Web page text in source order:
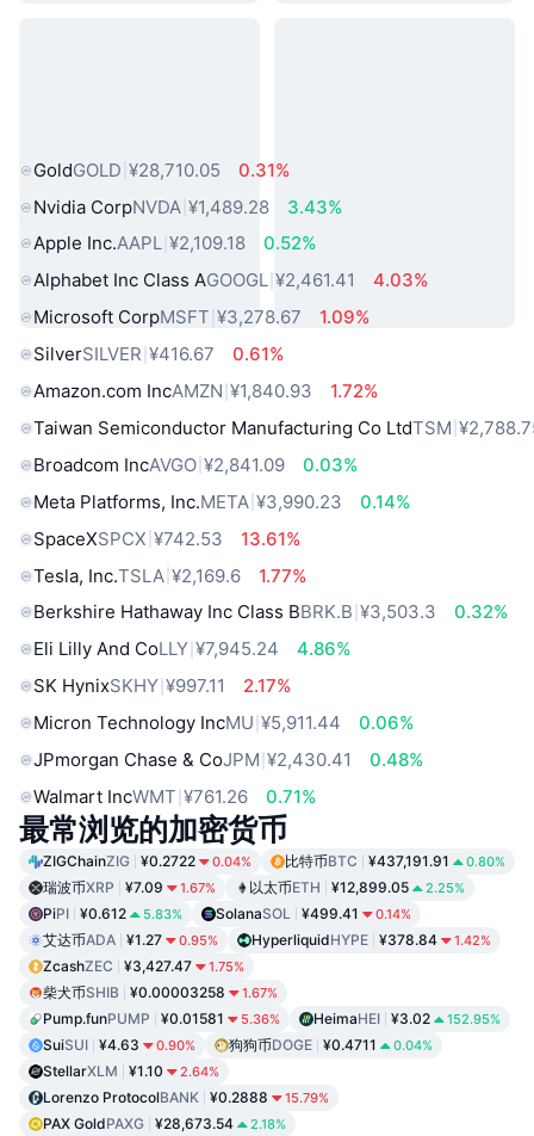
GoldGOLD ¥28,710.05
0.31%
Nvidia CorpNVDA ¥1,489.28
3.43%
Apple Inc.AAPL ¥2,109.18
0.52%
Alphabet Inc Class AGOOGL ¥2,461.41
4.03%
Microsoft CorpMSFT ¥3,278.67
1.09%
SilverSILVER ¥416.67
0.61%
Amazon.com IncAMZN ¥1,840.93
1.72%
Taiwan Semiconductor Manufacturing Co LtdTSM
Broadcom IncAVGO ¥2,841.09
0.03%
Meta Platforms, Inc.META ¥3,990.23
0.14%
SpaceXSPCX ¥742.53
13.61%
Tesla, Inc.TSLA ¥2,169.6
1.77%
Berkshire Hathaway Inc Class BBRK.B ¥3,503.3
0.32%
Eli Lilly And CoLLY ¥7,945.24
4.86%
SK HynixSKHY ¥997.11
2.17%
Micron Technology IncMU ¥5,911.44
0.06%
JPmorgan Chase & CoJPM ¥2,430.41
0.48%
Walmart IncWMT ¥761.26 0.71%
最常浏览的加密货币
ZIGChainZIG ¥0.2722 0.04% 比特币BTC ¥437,191.91 0.80%
瑞波币XRP ¥7.09 1.67% 以太币ETH ¥12,899.05 2.25%
PiPI ¥0.612 5.83% SolanaSOL ¥499.41 0.14%
艾达币ADA ¥1.27 0.95% HyperliquidHYPE ¥378.84 1.42%
ZcashZEC ¥3,427.47 1.75%
柴犬币SHIB ¥0.00003258 1.67%
Pump.funPUMP ¥0.01581 5.36% HeimaHEI ¥3.02 152.95%
SuiSUI ¥4.63 0.90% 狗狗币DOGE ¥0.4711 0.04%
StellarXLM ¥1.10 2.64%
Lorenzo ProtocolBANK ¥0.2888 15.79%
PAX GoldPAXG ¥28,673.54 2.18%